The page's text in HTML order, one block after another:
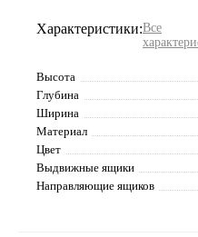
Характеристики:Все
Высота
Глубина
Ширина
Материал
Цвет
Выдвижные ящики
Направляющие ящиков